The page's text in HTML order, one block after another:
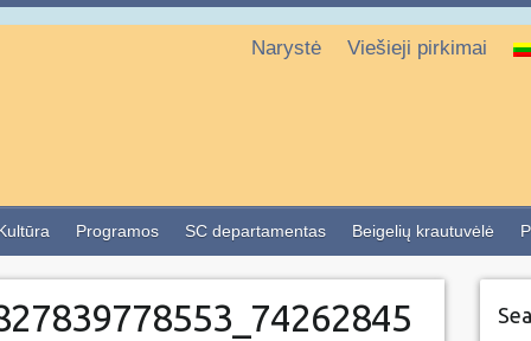
Narystė Viešieji pirkimai
Programos SC departamentas Beigelių krautuvėlė